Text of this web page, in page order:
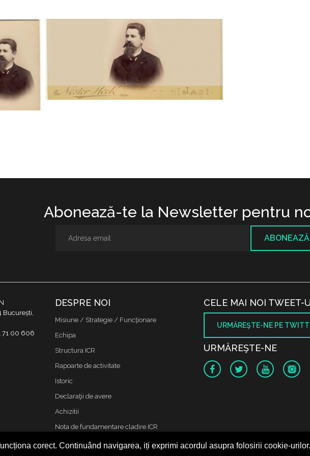
corect. Continuând navigarea, iți exprimi acordul asupra folosirii cookie-urilor.
Abonează-te la Newsletter pentru
București,
71 00 606
DESPRE NOI
Misiune / Strategie / Funcţionare
Echipa
Structura ICR
Rapoarte de activitate
Istoric
Declaraţii de avere
Achizitii
Nota de fundamentare cladire ICR
Contact
CELE MAI NOI TWEET-
URMĂREŞTE-NE PE
URMĂREŞTE-NE